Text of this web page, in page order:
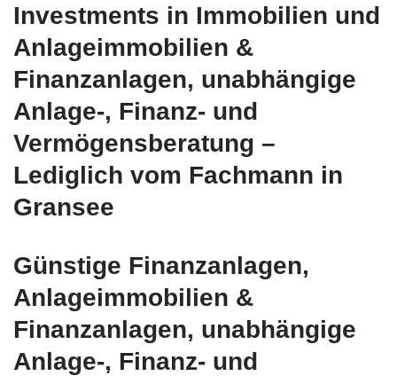
Investments in Immobilien und
Anlageimmobilien &
Finanzanlagen, unabhängige
Anlage-, Finanz- und
Vermögensberatung –
Lediglich vom Fachmann in
Gransee
Günstige Finanzanlagen,
Anlageimmobilien &
Finanzanlagen, unabhängige
Anlage-, Finanz- und